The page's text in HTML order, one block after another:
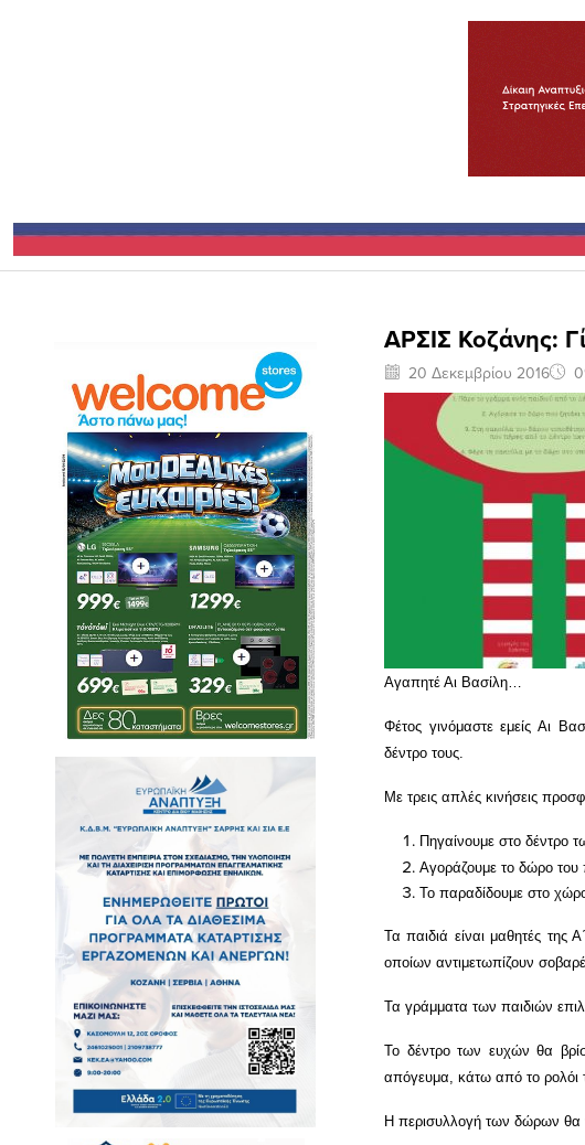
ΑΡΣΙΣ Κοζάνης:
20 Δεκεμβρίου 2016
Αγαπητέ Αι Βασίλη…
Φέτος γινόμαστε εμείς Αι
δέντρο τους.
Με τρεις απλές κινήσεις
Πηγαίνουμε στο δέντρο
Αγοράζουμε το δώρο του
Το παραδίδουμε στο
Τα παιδιά είναι μαθητές της
οποίων αντιμετωπίζουν
Τα γράμματα των παιδιών
Το δέντρο των ευχών θα
απόγευμα, κάτω από το ρολόι
Η περισυλλογή των δώρων θα